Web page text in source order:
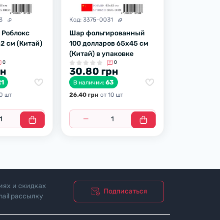
см (Китай)
0
шт
Код: 3375-0031
Шар фольгированный
100 долларов 65х45 см
(Китай) в упаковке
0
30.80 грн
В наличии: 63
26.40 грн от 10 шт
и скидках
рассылку
Подписаться